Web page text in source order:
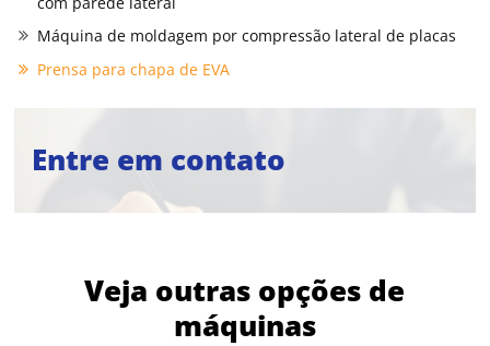
Máquina de moldagem por compressão lateral de placas
Prensa para chapa de EVA
Entre em contato
Veja outras opções de
máquinas